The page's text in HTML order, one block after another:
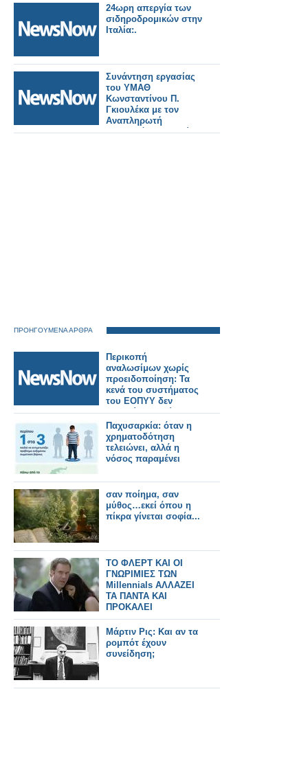
24ωρη απεργία των
σιδηροδρομικών στην
Ιταλία:.
Συνάντηση εργασίας
του ΥΜΑΘ
Κωνσταντίνου Π.
Γκιουλέκα με τον
Αναπληρωτή
Υπουργό Υποδομών
ΠΡΟΗΓΟΥΜΕΝΑ ΑΡΘΡΑ
Περικοπή
αναλωσίμων χωρίς
προειδοποίηση: Τα
κενά του συστήματος
του ΕΟΠΥΥ δεν
μπορεί να χρεώνονται
στους
φαρμακοποιούς
Παχυσαρκία: όταν η
χρηματοδότηση
τελειώνει, αλλά η
νόσος παραμένει
σαν ποίημα, σαν
μύθος…εκεί όπου η
πίκρα γίνεται σοφία...
ΤΟ ΦΛΕΡΤ ΚΑΙ ΟΙ
ΓΝΩΡΙΜΙΕΣ ΤΩΝ
Millennials ΑΛΛΑΖΕΙ
ΤΑ ΠΑΝΤΑ ΚΑΙ
ΠΡΟΚΑΛΕΙ
ΑΝΤΙΔΡΑΣΕΙΣ
Μάρτιν Ρις: Και αν τα
ρομπότ έχουν
συνείδηση;